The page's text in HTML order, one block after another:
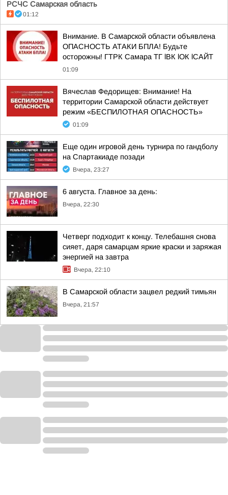
РСЧС Самарская область
01:12
Внимание. В Самарской области объявлена
ОПАСНОСТЬ АТАКИ БПЛА! Будьте
осторожны! ГТРК Самара ТГ lВК lОК lСАЙТ
01:09
Вячеслав Федорищев: Внимание! На
территории Самарской области действует
режим «БЕСПИЛОТНАЯ ОПАСНОСТЬ»
01:09
Еще один игровой день турнира по гандболу
на Спартакиаде позади
Вчера, 23:27
6 августа. Главное за день:
Вчера, 22:30
Четверг подходит к концу. Телебашня снова
сияет, даря самарцам яркие краски и заряжая
энергией на завтра
Вчера, 22:10
В Самарской области зацвел редкий тимьян
Вчера, 21:57